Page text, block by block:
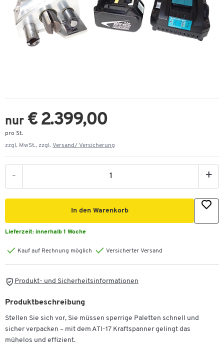
nur € 2.399,00
pro St.
zzgl. MwSt., zzgl. Versand/ Versicherung
- +
In den Warenkorb
Lieferzeit: innerhalb 1 Woche
Kauf auf Rechnung möglich Versicherter Versand
Produkt- und Sicherheitsinformationen
Produktbeschreibung
Stellen Sie sich vor, Sie müssen sperrige Paletten schnell und
sicher verpacken – mit dem ATI-17 Kraftspanner gelingt das
mühelos und effizient.